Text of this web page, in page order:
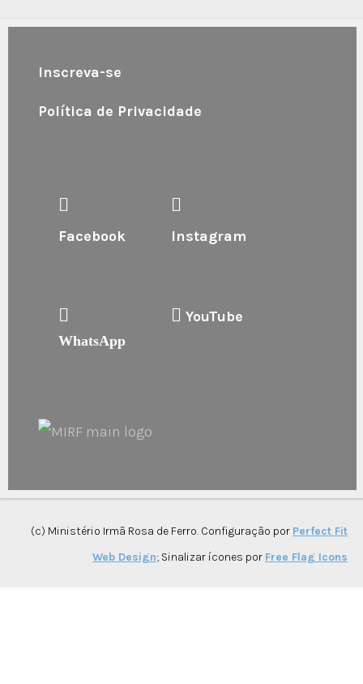
Inscreva-se
Política de Privacidade
Facebook Instagram
WhatsApp
YouTube
(c) Ministério Irmã Rosa de Ferro. Configuração por Perfect Fit
Web Design; Sinalizar ícones por Free Flag Icons